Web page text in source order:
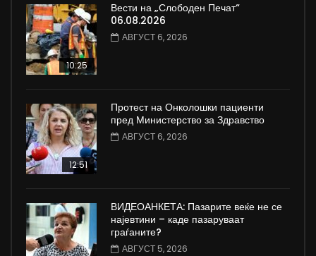
10:25
Вести на „Слободен Печат“
06.08.2026
АВГУСТ 6, 2026
12:51
Протест на Онколошки пациенти
пред Министерство за Здравство
АВГУСТ 6, 2026
ВИДЕОАНКЕТА: Пазарите веќе не се
најевтини – каде пазаруваат
граѓаните?
АВГУСТ 5, 2026